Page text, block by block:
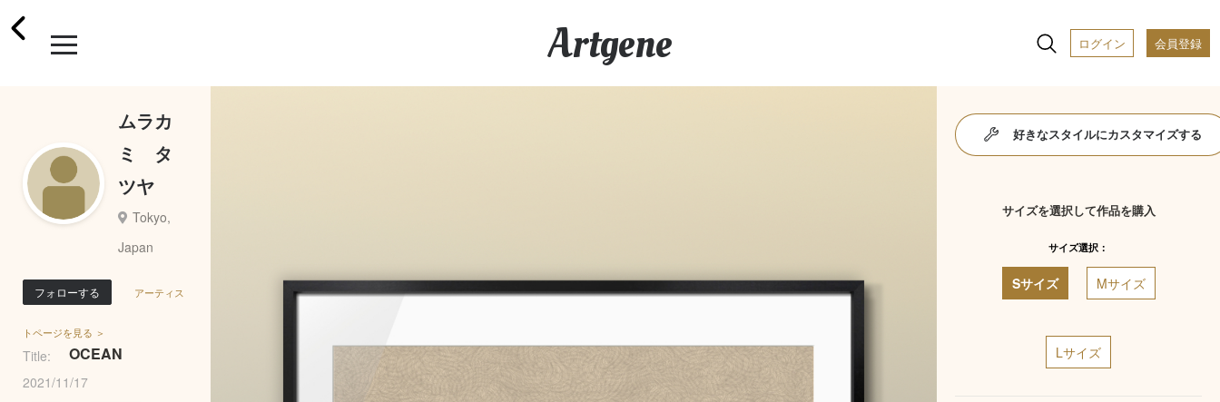
Artgene ログイン 会員登録
ムラカ
ミ タ
ツヤ
Tokyo,
Japan
フォローする アーティス
トページを見る ＞
Title: OCEAN
2021/11/17
好きなスタイルにカスタマイズする
サイズを選択して作品を購入
サイズ選択：
Sサイズ Mサイズ
Lサイズ